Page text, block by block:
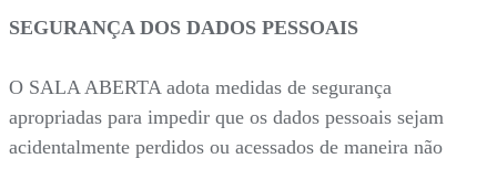
SEGURANÇA DOS DADOS PESSOAIS
O SALA ABERTA adota medidas de segurança
apropriadas para impedir que os dados pessoais sejam
acidentalmente perdidos ou acessados de maneira não